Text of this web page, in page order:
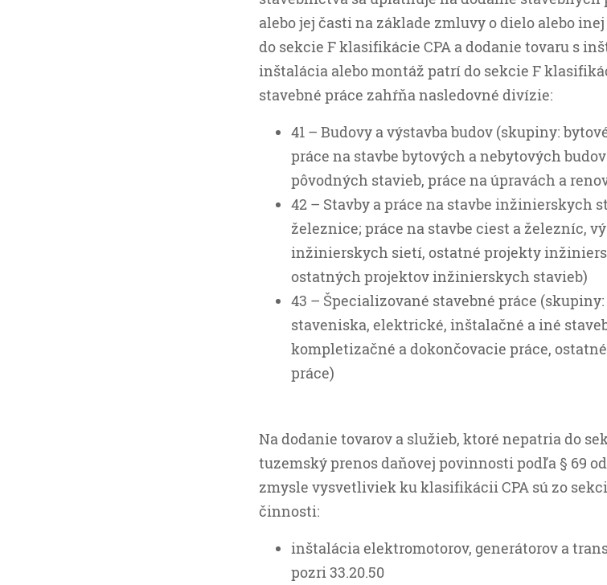
alebo jej časti na základe zmluvy o dielo alebo
do sekcie F klasifikácie CPA a dodanie tovaru s
inštalácia alebo montáž patrí do sekcie F
stavebné práce zahŕňa nasledovné divízie:
41 – Budovy a výstavba budov (skupiny:
práce na stavbe bytových a nebytových
pôvodných stavieb, práce na úpravách a
42 – Stavby a práce na stavbe inžinierskych
železnice; práce na stavbe ciest a železníc,
inžinierskych sietí, ostatné projekty
ostatných projektov inžinierskych stavieb)
43 – Špecializované stavebné práce
staveniska, elektrické, inštalačné a iné
kompletizačné a dokončovacie práce,
práce)
Na dodanie tovarov a služieb, ktoré nepatria do
tuzemský prenos daňovej povinnosti podľa § 69
zmysle vysvetliviek ku klasifikácii CPA sú zo
činnosti:
inštalácia elektromotorov, generátorov a
pozri 33.20.50